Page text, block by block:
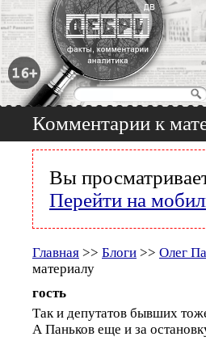
Комментарии к
Вы
Перейти на
Главная >> Блоги >> Олег
материалу
гость
Так и депутатов бывших
А Паньков еще и за